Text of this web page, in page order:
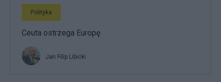
Polityka
Ceuta ostrzega Europę
Jan Filip Libicki